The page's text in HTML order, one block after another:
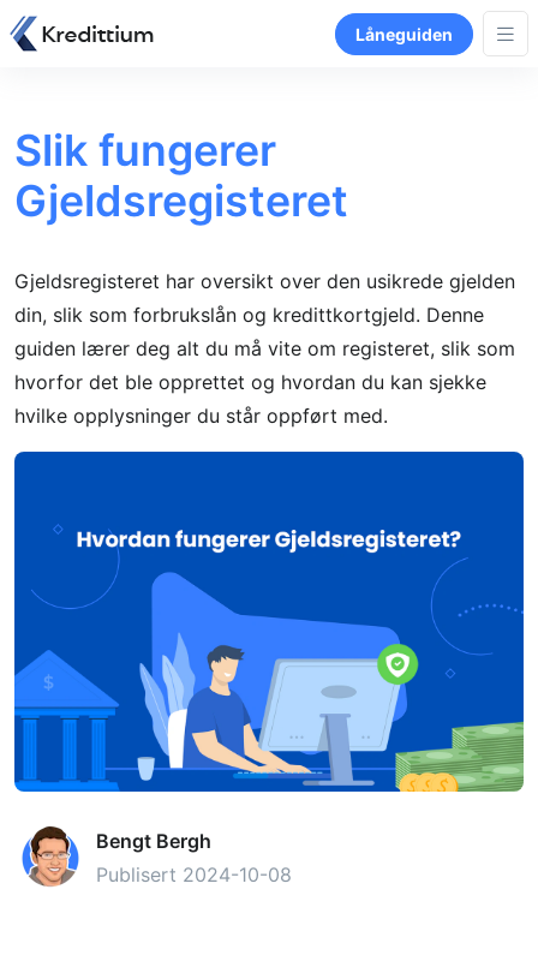
Låneguiden
Slik fungerer
Gjeldsregisteret
Gjeldsregisteret har oversikt over den usikrede gjelden
din, slik som forbrukslån og kredittkortgjeld. Denne
guiden lærer deg alt du må vite om registeret, slik som
hvorfor det ble opprettet og hvordan du kan sjekke
hvilke opplysninger du står oppført med.
Bengt Bergh
Publisert 2024-10-08